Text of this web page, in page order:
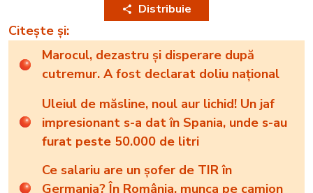
Distribuie
Citește și:
Marocul, dezastru și disperare după
cutremur. A fost declarat doliu național
Uleiul de măsline, noul aur lichid! Un jaf
impresionant s-a dat în Spania, unde s-au
furat peste 50.000 de litri
Ce salariu are un șofer de TIR în
Germania? În România, munca pe camion